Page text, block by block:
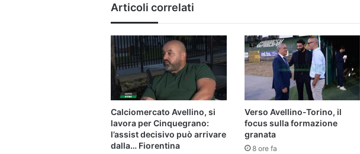
Articoli correlati
Calciomercato Avellino, si
lavora per Cinquegrano:
l’assist decisivo può arrivare
dalla… Fiorentina
Verso Avellino-Torino, il
focus sulla formazione
granata
8 ore fa